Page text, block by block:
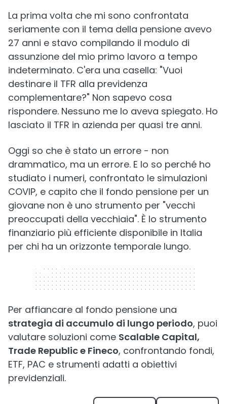
La prima volta che mi sono confrontata
seriamente con il tema della pensione avevo
27 anni e stavo compilando il modulo di
assunzione del mio primo lavoro a tempo
indeterminato. C'era una casella: "Vuoi
destinare il TFR alla previdenza
complementare?" Non sapevo cosa
rispondere. Nessuno me lo aveva spiegato. Ho
lasciato il TFR in azienda per quasi tre anni.
Oggi so che è stato un errore - non
drammatico, ma un errore. E lo so perché ho
studiato i numeri, confrontato le simulazioni
COVIP, e capito che il fondo pensione per un
giovane non è uno strumento per "vecchi
preoccupati della vecchiaia". È lo strumento
finanziario più efficiente disponibile in Italia
per chi ha un orizzonte temporale lungo.
320 x 50
Per affiancare al fondo pensione una
strategia di accumulo di lungo periodo, puoi
valutare soluzioni come Scalable Capital,
Trade Republic e Fineco, confrontando fondi,
ETF, PAC e strumenti adatti a obiettivi
previdenziali.